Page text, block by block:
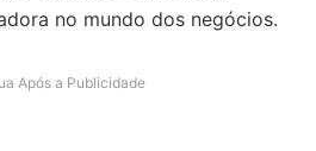
no mundo dos negócios.
Após a Publicidade